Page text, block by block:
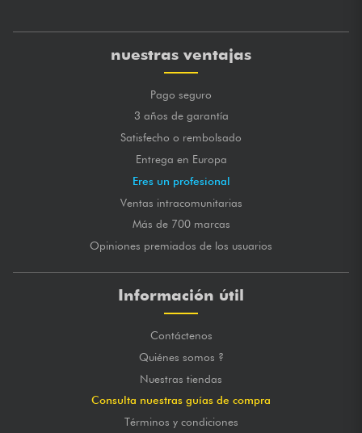
nuestras ventajas
Pago seguro
3 años de garantía
Satisfecho o rembolsado
Entrega en Europa
Eres un profesional
Ventas intracomunitarias
Más de 700 marcas
Opiniones premiados de los usuarios
Información útil
Contáctenos
Quiénes somos ?
Nuestras tiendas
Consulta nuestras guías de compra
Términos y condiciones